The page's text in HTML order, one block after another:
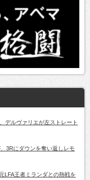
デルヴァリエが左ストレート
3Rにダウンを奪い返しレモ
LFA王者ミランダとの熱戦を